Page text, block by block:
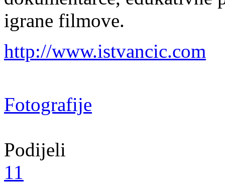
igrane filmove.
http://www.istvancic.com
Fotografije
Podijeli
11